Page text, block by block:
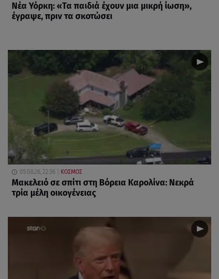
Νέα Υόρκη: «Τα παιδιά έχουν μια μικρή ίωση»,
έγραψε, πριν τα σκοτώσει
05.08.26, 22:36 ΚΟΣΜΟΣ
Μακελειό σε σπίτι στη Βόρεια Καρολίνα: Νεκρά
τρία μέλη οικογένειας